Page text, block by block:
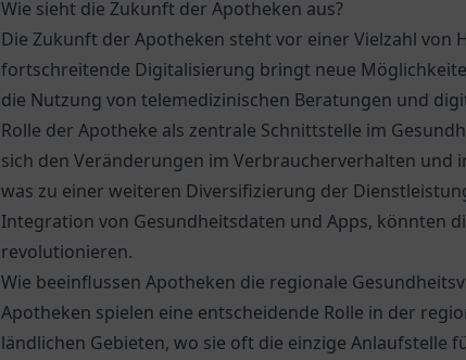
Wie sieht die Zukunft der Apotheken aus?
Die Zukunft der Apotheken steht vor einer Vielzahl von
fortschreitende Digitalisierung bringt neue
die Nutzung von telemedizinischen Beratungen und
Rolle der Apotheke als zentrale Schnittstelle im
sich den Veränderungen im Verbraucherverhalten und
was zu einer weiteren Diversifizierung der
Integration von Gesundheitsdaten und Apps, könnten
revolutionieren.
Wie beeinflussen Apotheken die regionale
Apotheken spielen eine entscheidende Rolle in der
ländlichen Gebieten, wo sie oft die einzige Anlaufstelle